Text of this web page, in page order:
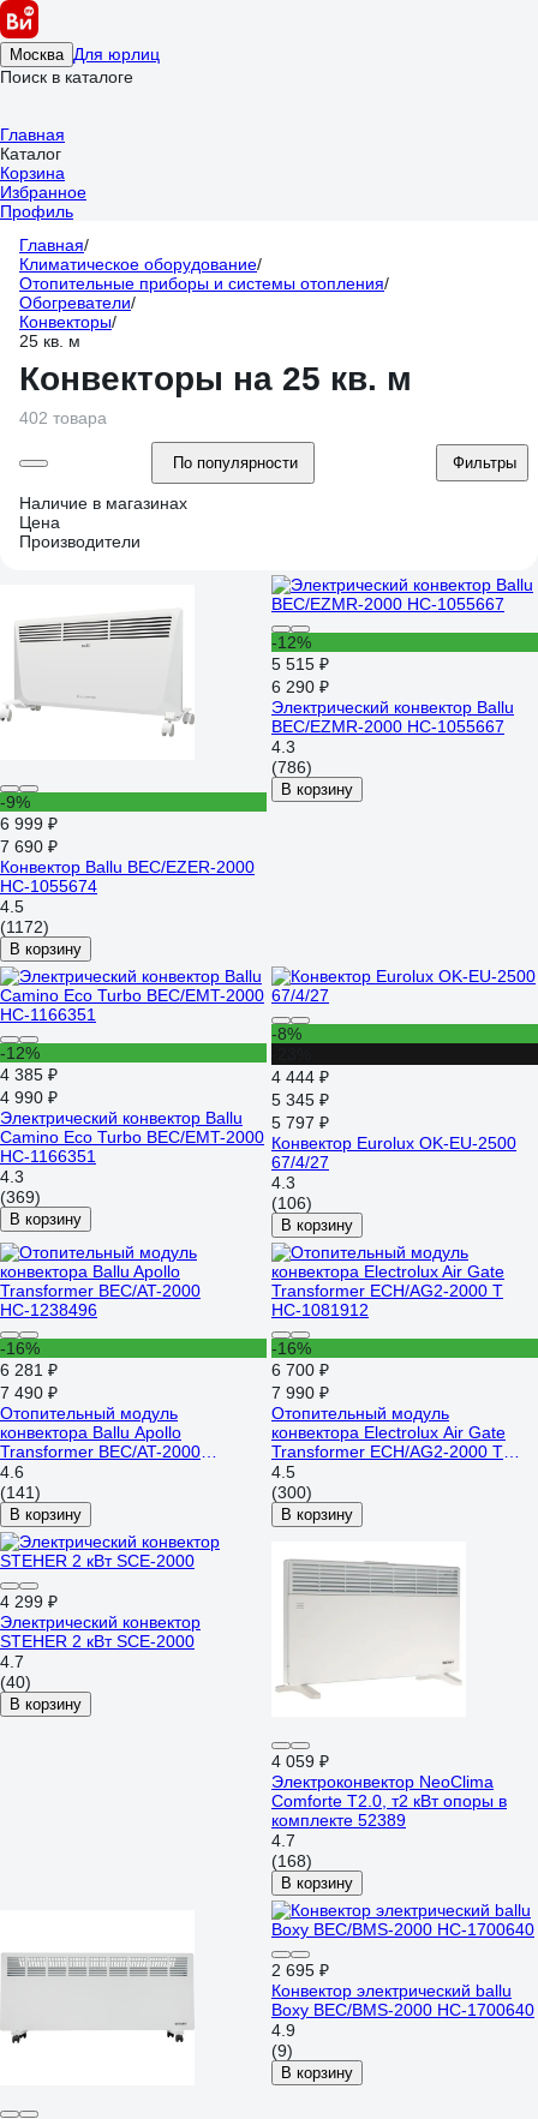
Москва Для юрлиц
Поиск в каталоге
Главная
Каталог
Корзина
Избранное
Профиль
Главная/
Климатическое оборудование/
Отопительные приборы и системы отопления/
Обогреватели/
Конвекторы/
25 кв. м
Конвекторы на 25 кв. м
402 товара
По популярности Фильтры
Наличие в магазинах
Цена
Производители
-9%
6 999 ₽
7 690 ₽
Конвектор Ballu BEC/EZER-2000
НС-1055674
4.5
(1172)
В корзину
-12%
5 515 ₽
6 290 ₽
Электрический конвектор Ballu
BEC/EZMR-2000 НС-1055667
4.3
(786)
В корзину
-12%
4 385 ₽
4 990 ₽
Электрический конвектор Ballu
Camino Eco Turbo BEC/EMT-2000
НС-1166351
4.3
(369)
В корзину
-8%
4 444 ₽
5 345 ₽
5 797 ₽
Конвектор Eurolux OK-EU-2500
67/4/27
4.3
(106)
В корзину
-16%
6 281 ₽
7 490 ₽
Отопительный модуль
конвектора Ballu Apollo
Transformer BEC/AT-2000
НС-1238496
4.6
(141)
В корзину
-16%
6 700 ₽
7 990 ₽
Отопительный модуль
конвектора Electrolux Air Gate
Transformer ECH/AG2-2000 T
НС-1081912
4.5
(300)
В корзину
4 299 ₽
Электрический конвектор
STEHER 2 кВт SCE-2000
4.7
(40)
В корзину
4 059 ₽
Электроконвектор NeoClima
Comforte T2.0, т2 кВт опоры в
комплекте 52389
4.7
(168)
В корзину
2 695 ₽
Конвектор электрический ballu
Boxy BEC/BMS-2000 НС-1700640
4.9
(9)
В корзину